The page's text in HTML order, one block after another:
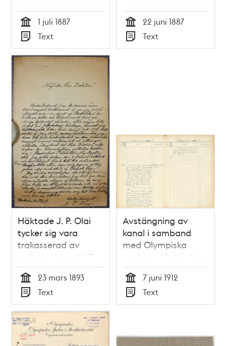
den 1 juli 1887 -
polisförhör
Tid
1 juli 1887
Typ
Text
den 22 juni 1887 -
polisförhör
Tid
22 juni 1887
Typ
Text
Häktade J. P. Olai
tycker sig vara
trakasserad av
polisen - brev till Dr
Anton Nyström 1893
Tid
23 mars 1893
Typ
Text
Avstängning av
kanal i samband
med Olympiska
spelens cykeltävling
1912
Tid
7 juni 1912
Typ
Text